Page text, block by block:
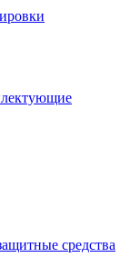
средства